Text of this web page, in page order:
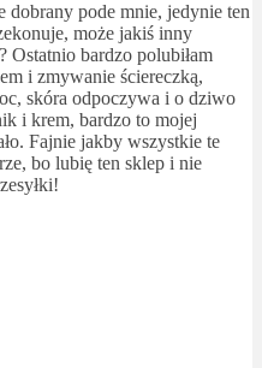
dobrany pode mnie, jedynie ten
może jakiś inny
bardzo polubiłam
i zmywanie ściereczką,
skóra odpoczywa i o dziwo
i krem, bardzo to mojej
Fajnie jakby wszystkie te
bo lubię ten sklep i nie